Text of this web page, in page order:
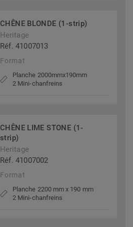
CHÊNE BLONDE (1-strip)
Heritage
Réf. 41007013
Format
Planche 2000mmx190mm
2 Mini-chanfreins
CHÊNE LIME STONE (1-
strip)
Heritage
Réf. 41007002
Format
Planche 2200 mm x 190 mm
2 Mini-chanfreins